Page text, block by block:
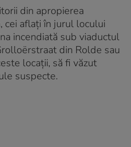
din apropierea
cei aflați în jurul locului
incendiată sub viaductul
din Rolde sau
locații, să fi văzut
suspecte.